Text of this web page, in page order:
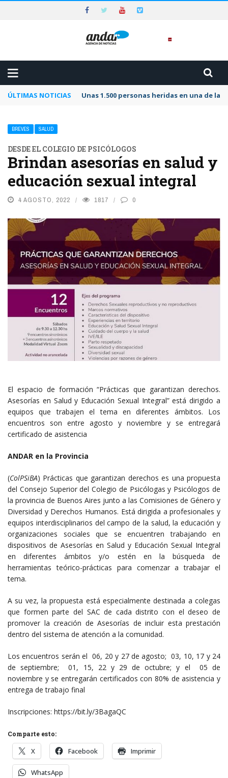
ÚLTIMAS NOTICIAS Unas 1.500 personas heridas en una de
BREVES SALUD
DESDE EL COLEGIO DE PSICÓLOGOS
Brindan asesorías en salud y
educación sexual integral
4 AGOSTO, 2022 1817 0
El espacio de formación “Prácticas que garantizan derechos.
Asesorías en Salud y Educación Sexual Integral” está dirigido a
equipos que trabajen el tema en diferentes ámbitos. Los
encuentros son entre agosto y noviembre y se entregará
certificado de asistencia
ANDAR en la Provincia
(ColPSiBA) Prácticas que garantizan derechos es una propuesta
del Consejo Superior del Colegio de Psicólogas y Psicólogos de
la provincia de Buenos Aires junto a las Comisiones de Género y
Diversidad y Derechos Humanos. Está dirigida a profesionales y
equipos interdisciplinarios del campo de la salud, la educación y
organizaciones sociales que se encuentren trabajando en
dispositivos de Asesorías en Salud y Educación Sexual Integral
en diferentes ámbitos y/o estén en la búsqueda de
herramientas teórico-prácticas para comenzar a trabajar el
tema.
A su vez, la propuesta está especialmente destinada a colegas
que formen parte del SAC de cada distrito con el deseo de
promover la creación de Asesorías de incluir esta prestación
dentro del sistema de atención a la comunidad.
Los encuentros serán el 06, 20 y 27 de agosto; 03, 10, 17 y 24
de septiembre; 01, 15, 22 y 29 de octubre; y el 05 de
noviembre y se entregarán certificados con 80% de asistencia y
entrega de trabajo final
Inscripciones: https://bit.ly/3BagaQC
Comparte esto:
X Facebook Imprimir
WhatsApp